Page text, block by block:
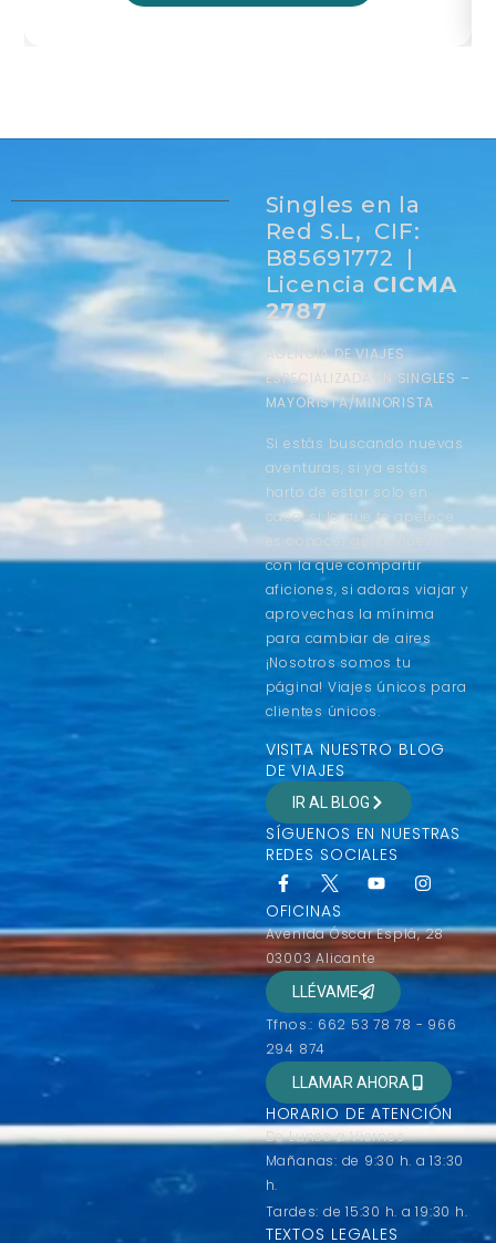
Singles en la
Red S.L, CIF:
B85691772 |
Licencia CICMA
2787
AGENCIA DE VIAJES
ESPECIALIZADA EN SINGLES –
MAYORISTA/MINORISTA
Si estás buscando nuevas
aventuras, si ya estás
harto de estar solo en
casa, si lo que te apetece
es conocer gente nueva
con la que compartir
aficiones, si adoras viajar y
aprovechas la mínima
para cambiar de aires
¡Nosotros somos tu
página! Viajes únicos para
clientes únicos.
VISITA NUESTRO BLOG
DE VIAJES
IR AL BLOG
SÍGUENOS EN NUESTRAS
REDES SOCIALES
OFICINAS
Avenida Óscar Esplá, 28
03003 Alicante
LLÉVAME
Tfnos.: 662 53 78 78 - 966
294 874
LLAMAR AHORA
HORARIO DE ATENCIÓN
De Lunes a Viernes
Mañanas: de 9:30 h. a 13:30
h.
Tardes: de 15:30 h. a 19:30 h.
TEXTOS LEGALES